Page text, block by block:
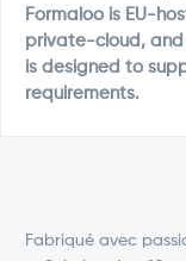
Formaloo is EU-
private-cloud,
is designed to
requirements.
Fabriqué avec